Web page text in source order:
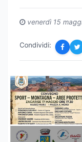
venerdì 15
Condividi: